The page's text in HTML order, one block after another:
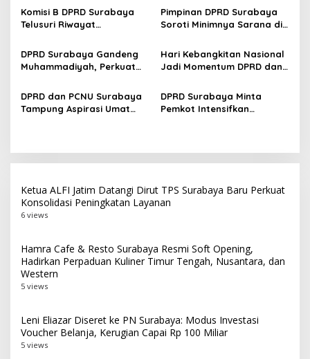
p
o
s
dari 10 Ribu Pelajar dari
Penyalahgunaan OOT
Surabaya Pastikan
Validitas Data
Komisi B DPRD Surabaya
Telusuri Riwayat
Baktiono Sebelum Ambil
Keputusan
Pimpinan DPRD Surabaya
Soroti Minimnya Sarana di
Sidang Jadi Perhatian
DPRD Surabaya Gandeng
Muhammadiyah, Perkuat
Inklusif dan Peningkatan
Pelayanan Publik
Hari Kebangkitan Nasional
Jadi Momentum DPRD dan
Koordinasi
DPRD dan PCNU Surabaya
Tampung Aspirasi Umat
DPRD Surabaya Minta
Pemkot Intensifkan
Ketua ALFI Jatim Datangi Dirut TPS Surabaya Baru Perkuat
Konsolidasi Peningkatan Layanan
6 views
Hamra Cafe & Resto Surabaya Resmi Soft Opening,
Hadirkan Perpaduan Kuliner Timur Tengah, Nusantara, dan
Western
5 views
Leni Eliazar Diseret ke PN Surabaya: Modus Investasi
Voucher Belanja, Kerugian Capai Rp 100 Miliar
5 views